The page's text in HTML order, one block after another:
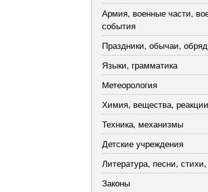
Армия, военные части,
события
Праздники, обычаи,
Языки, грамматика
Метеорология
Химия, вещества, реакции
Техника, механизмы
Детские учреждения
Литература, песни,
Законы